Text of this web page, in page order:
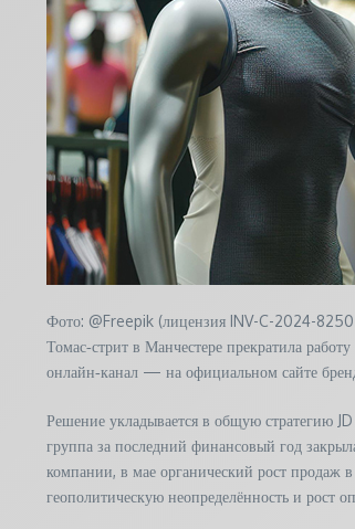
Фото: @Freepik (лицензия INV-C-2024-
Томас‑стрит в Манчестере прекратила
онлайн‑канал — на официальном сайте
Решение укладывается в общую стратегию
группа за последний финансовый год
компании, в мае органический рост продаж
геополитическую неопределённость и рост